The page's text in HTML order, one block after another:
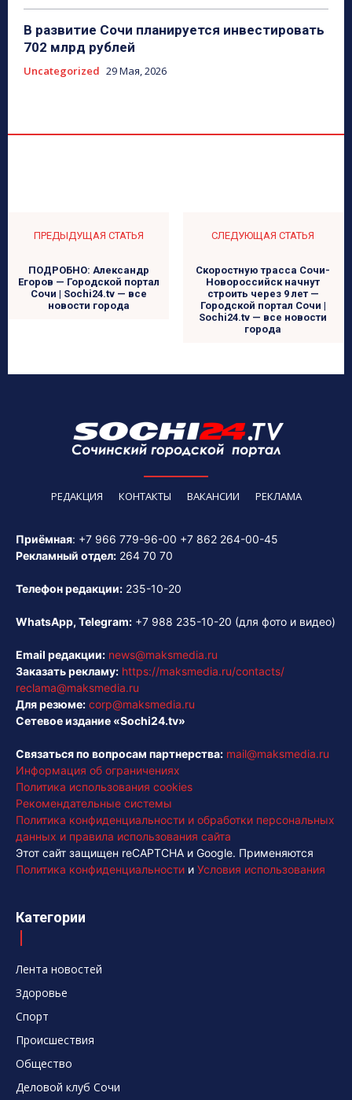
В развитие Сочи планируется инвестировать
702 млрд рублей
Uncategorized 29 Мая, 2026
ПРЕДЫДУЩАЯ СТАТЬЯ
ПОДРОБНО: Александр
Егоров — Городской портал
Сочи | Sochi24.tv — все
новости города
СЛЕДУЮЩАЯ СТАТЬЯ
Скоростную трасса Сочи-
Новороссийск начнут
строить через 9 лет —
Городской портал Сочи |
Sochi24.tv — все новости
города
РЕДАКЦИЯ КОНТАКТЫ ВАКАНСИИ РЕКЛАМА
Приёмная: +7 966 779-96-00 +7 862 264-00-45
Рекламный отдел: 264 70 70
Телефон редакции: 235-10-20
WhatsApp, Telegram: +7 988 235-10-20 (для фото и видео)
Email редакции: news@maksmedia.ru
Заказать рекламу: https://maksmedia.ru/contacts/
reclama@maksmedia.ru
Для резюме: corp@maksmedia.ru
Сетевое издание «Sochi24.tv»
Связаться по вопросам партнерства: mail@maksmedia.ru
Информация об ограничениях
Политика использования cookies
Рекомендательные системы
Политика конфиденциальности и обработки персональных
данных и правила использования сайта
Этот сайт защищен reCAPTCHA и Google. Применяются
Политика конфиденциальности и Условия использования
Категории
Лента новостей
Здоровье
Спорт
Происшествия
Общество
Деловой клуб Сочи